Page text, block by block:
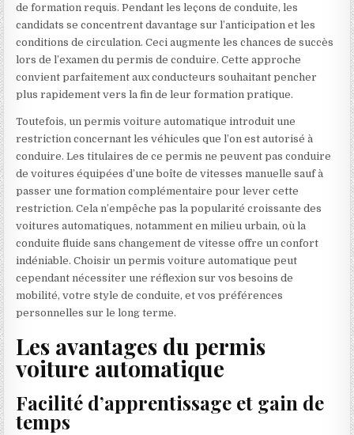
de formation requis. Pendant les leçons de conduite, les
candidats se concentrent davantage sur l’anticipation et les
conditions de circulation. Ceci augmente les chances de succès
lors de l’examen du permis de conduire. Cette approche
convient parfaitement aux conducteurs souhaitant pencher
plus rapidement vers la fin de leur formation pratique.
Toutefois, un permis voiture automatique introduit une
restriction concernant les véhicules que l’on est autorisé à
conduire. Les titulaires de ce permis ne peuvent pas conduire
de voitures équipées d’une boîte de vitesses manuelle sauf à
passer une formation complémentaire pour lever cette
restriction. Cela n’empêche pas la popularité croissante des
voitures automatiques, notamment en milieu urbain, où la
conduite fluide sans changement de vitesse offre un confort
indéniable. Choisir un permis voiture automatique peut
cependant nécessiter une réflexion sur vos besoins de
mobilité, votre style de conduite, et vos préférences
personnelles sur le long terme.
Les avantages du permis
voiture automatique
Facilité d’apprentissage et gain de
temps